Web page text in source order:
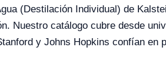
(Destilación Individual) de
Nuestro catálogo cubre desde
y Johns Hopkins confían en